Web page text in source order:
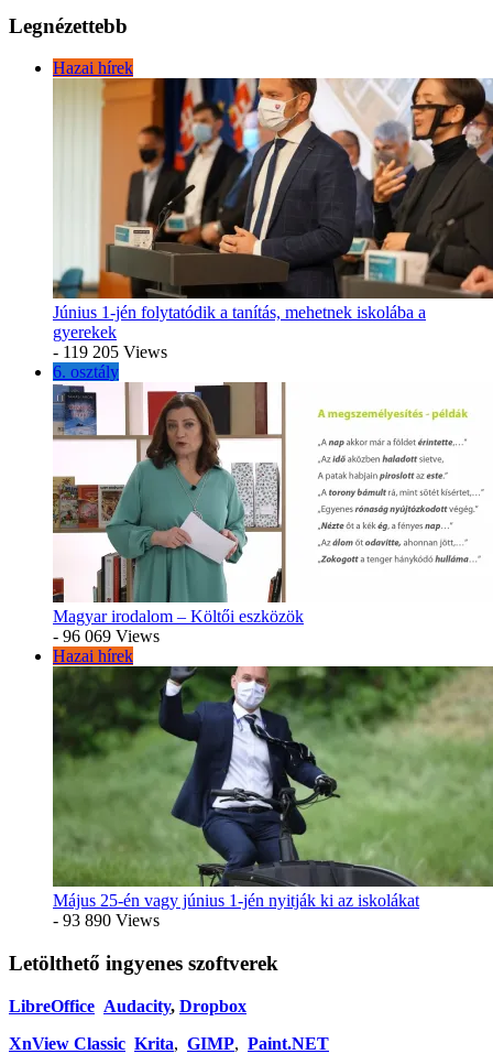
Legnézettebb
Hazai hírek
Június 1-jén folytatódik a tanítás, mehetnek iskolába a
gyerekek
- 119 205 Views
6. osztály
Magyar irodalom – Költői eszközök
- 96 069 Views
Hazai hírek
Május 25-én vagy június 1-jén nyitják ki az iskolákat
- 93 890 Views
Letölthető ingyenes szoftverek
LibreOffice Audacity, Dropbox
XnView Classic Krita, GIMP, Paint.NET